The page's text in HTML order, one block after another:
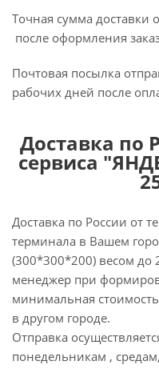
Точная сумма доставки
после оформления
Почтовая посылка
рабочих дней после
Доставка по
сервиса
Доставка по России от
терминала в Вашем
(300*300*200) весом до
менеджер при
минимальная
в другом городе.
Отправка
понедельникам ,